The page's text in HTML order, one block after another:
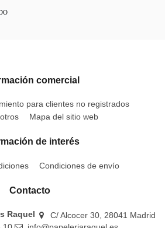
comercial
para clientes no registrados
Mapa del sitio web
de interés
Condiciones de envío
Contacto
Raquel
C/ Alcocer 30, 28041 Madrid